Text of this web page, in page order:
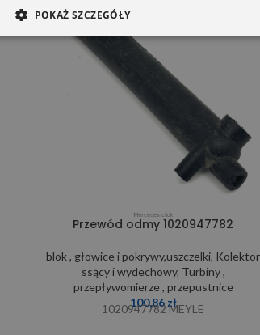
Przewód odmy 1020947782
blok , głowice i pokrywy,uszczelki, Kolektor
ssący i wydechowy, Turbiny ,
przepływomierze , przepustnice
100,86 zł
1020947782 MEYLE
POKAŻ SZCZEGÓŁY